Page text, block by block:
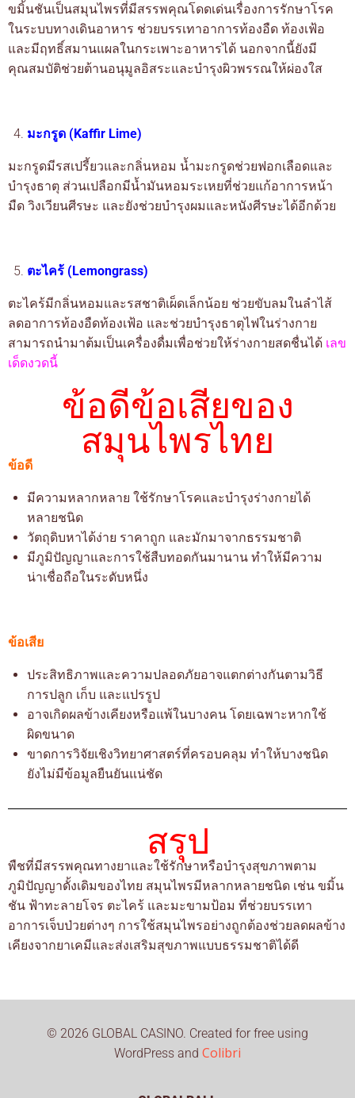
ขมิ้นชันเป็นสมุนไพรที่มีสรรพคุณโดดเด่นเรื่องการรักษาโรค
ในระบบทางเดินอาหาร ช่วยบรรเทาอาการท้องอืด ท้องเฟ้อ
และมีฤทธิ์สมานแผลในกระเพาะอาหารได้ นอกจากนี้ยังมี
คุณสมบัติช่วยต้านอนุมูลอิสระและบำรุงผิวพรรณให้ผ่องใส
มะกรูด (Kaffir Lime)
มะกรูดมีรสเปรี้ยวและกลิ่นหอม น้ำมะกรูดช่วยฟอกเลือดและ
บำรุงธาตุ ส่วนเปลือกมีน้ำมันหอมระเหยที่ช่วยแก้อาการหน้า
มืด วิงเวียนศีรษะ และยังช่วยบำรุงผมและหนังศีรษะได้อีกด้วย
ตะไคร้ (Lemongrass)
ตะไคร้มีกลิ่นหอมและรสชาติเผ็ดเล็กน้อย ช่วยขับลมในลำไส้
ลดอาการท้องอืดท้องเฟ้อ และช่วยบำรุงธาตุไฟในร่างกาย
สามารถนำมาต้มเป็นเครื่องดื่มเพื่อช่วยให้ร่างกายสดชื่นได้ เลข
เด็ดงวดนี้
ข้อดีข้อเสียของ
สมุนไพรไทย
ข้อดี
มีความหลากหลาย ใช้รักษาโรคและบำรุงร่างกายได้
หลายชนิด
วัตถุดิบหาได้ง่าย ราคาถูก และมักมาจากธรรมชาติ
มีภูมิปัญญาและการใช้สืบทอดกันมานาน ทำให้มีความ
น่าเชื่อถือในระดับหนึ่ง
ข้อเสีย
ประสิทธิภาพและความปลอดภัยอาจแตกต่างกันตามวิธี
การปลูก เก็บ และแปรรูป
อาจเกิดผลข้างเคียงหรือแพ้ในบางคน โดยเฉพาะหากใช้
ผิดขนาด
ขาดการวิจัยเชิงวิทยาศาสตร์ที่ครอบคลุม ทำให้บางชนิด
ยังไม่มีข้อมูลยืนยันแน่ชัด
สรุป
พืชที่มีสรรพคุณทางยาและใช้รักษาหรือบำรุงสุขภาพตาม
ภูมิปัญญาดั้งเดิมของไทย สมุนไพรมีหลากหลายชนิด เช่น ขมิ้น
ชัน ฟ้าทะลายโจร ตะไคร้ และมะขามป้อม ที่ช่วยบรรเทา
อาการเจ็บป่วยต่างๆ การใช้สมุนไพรอย่างถูกต้องช่วยลดผลข้าง
เคียงจากยาเคมีและส่งเสริมสุขภาพแบบธรรมชาติได้ดี
© 2026 GLOBAL CASINO. Created for free using
WordPress and Colibri